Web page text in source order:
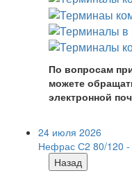
По вопросам
можете
электронной
24 июля 2026
Нефрас С2 80/120 -
Назад